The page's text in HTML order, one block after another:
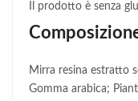
Il prodotto è senza
Mirra resina estratto
Gomma arabica;